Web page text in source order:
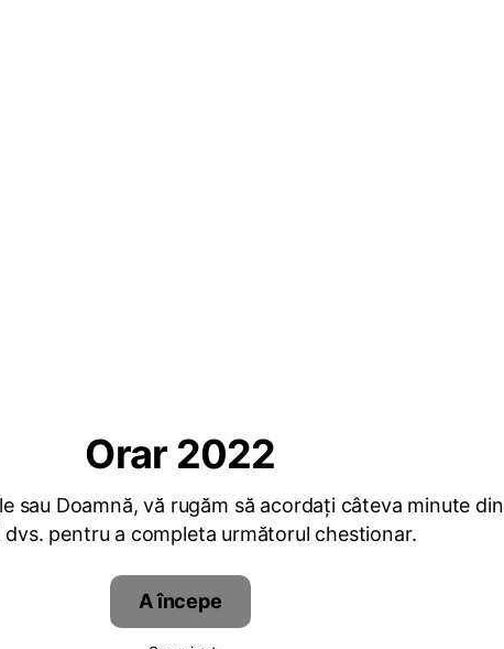
Orar 2022
sau Doamnă, vă rugăm să acordați câteva minute din
dvs. pentru a completa următorul chestionar.
A începe